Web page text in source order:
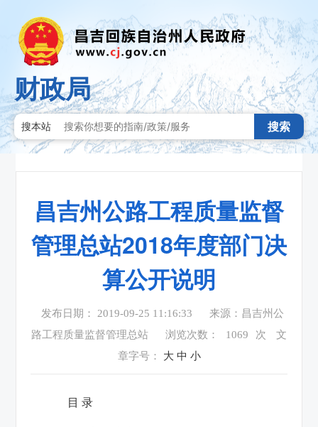
财政局
搜本站 搜索
昌吉州公路工程质量监督
管理总站2018年度部门决
算公开说明
发布日期： 2019-09-25 11:16:33
来源：昌吉州公
路工程质量监督管理总站
浏览次数： 1069 次
文
章字号： 大 中 小
目 录